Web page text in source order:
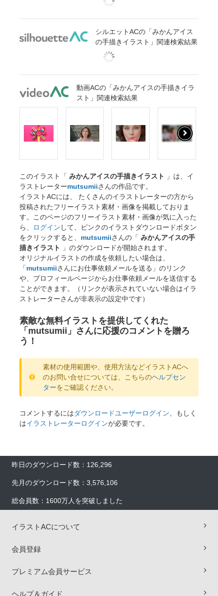
シルエットACの「みかんアイス
の手描きイラスト」関連検索結果
動画ACの「みかんアイスの手描きイラ
スト」関連検索結果
このイラスト「 みかんアイスの手描きイラスト
」は、イ
ラストレーターmutsumiiさんの作品です。
イラストACには、 たくさんのイラストレーターの方から
投稿されたフリーイラスト素材・画像を掲載しておりま
す。このページのフリーイラスト素材・画像が気に入った
ら、
ログイン して、ピンクのイラストダウンロードボタン
をクリックすると、 mutsumiiさんの「 みかんアイスの手
描きイラスト
」のダウンロードが開始されます。
オリジナルイラストの作成を依頼したい場合は、
「mutsumiiさんにお仕事依頼メールを送る」のリンク
や、プロフィールページからお仕事依頼メールを送信する
ことができます。（リンクが表示されていない場合はイラ
ストレーターさんが非表示の設定中です）
素敵な無料イラストを提供してくれた
「mutsumii」さんに応援のコメントを贈ろ
う！
素材の使用範囲や、使用方法などイラストACへ
のお問い合せについては、こちらのヘルプセン
ターをご確認ください。
コメントするにはダウンロードユーザーログイン 、もしく
はイラストレーターログインが必要です。
昨日のダウンロード数：126,296
先月のダウンロード数：3,576,106
総会員数：1600万人を突破しました
イラストACについて
会員登録
プレミアム会員サービス
ヘルプ＆ガイド